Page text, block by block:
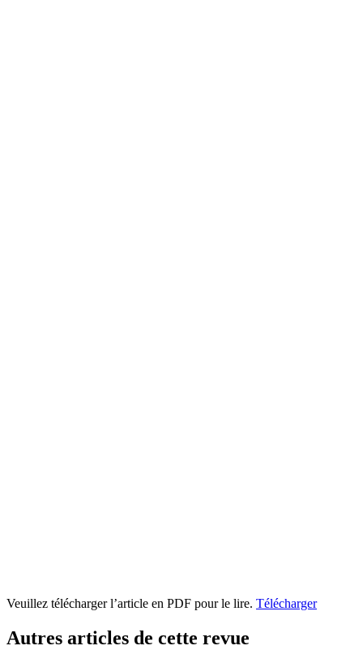
Veuillez télécharger l’article en PDF pour le lire. Télécharger
Autres articles de cette revue